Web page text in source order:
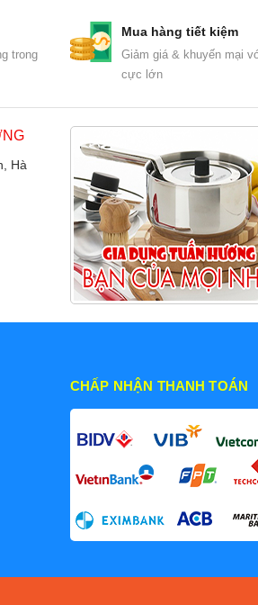
trong
Mua hàng tiết kiệm
Giảm giá & khuyến mại
cực lớn
Hà
CHẤP NHẬN THANH TOÁN